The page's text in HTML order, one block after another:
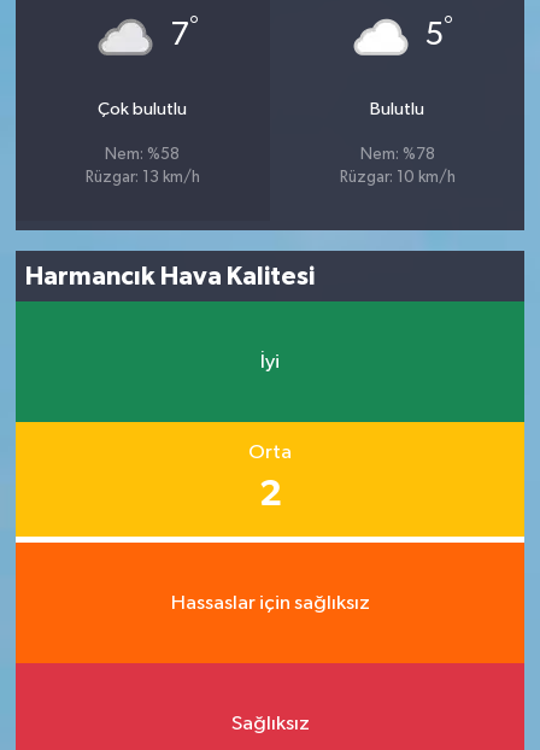
7°
Çok bulutlu
Nem: %58
Rüzgar: 13 km/h
5°
Bulutlu
Nem: %78
Rüzgar: 10 km/h
Harmancık Hava Kalitesi
İyi
Orta
2
Hassaslar için sağlıksız
Sağlıksız